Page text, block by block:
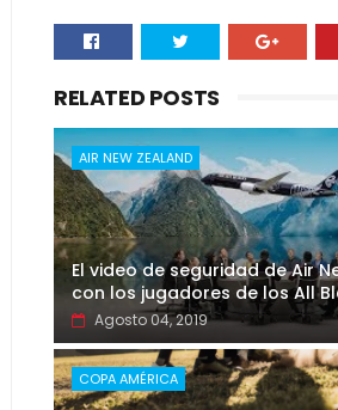
RELATED POSTS
AIR NEW ZEALAND
El video de seguridad de Air
con los jugadores de los All
Agosto 04, 2019
COPA AMÉRICA